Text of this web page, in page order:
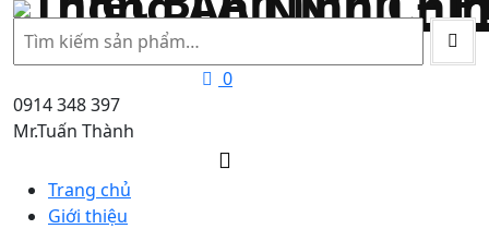
Tìm
kiếm
0
0914 348 397
Mr.Tuấn Thành
Trang chủ
Giới thiệu